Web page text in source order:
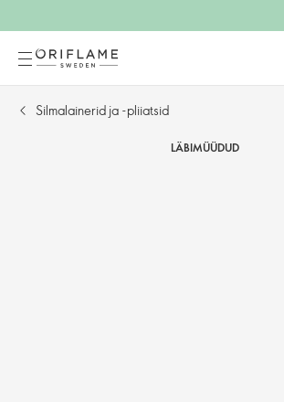
Silmalainerid ja -pliiatsid
LÄBIMÜÜDUD